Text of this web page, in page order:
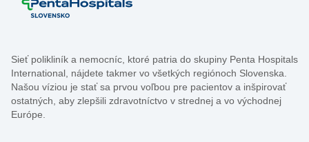
Sieť polikliník a nemocníc, ktoré patria do skupiny Penta Hospitals
International, nájdete takmer vo všetkých regiónoch Slovenska.
Našou víziou je stať sa prvou voľbou pre pacientov a inšpirovať
ostatných, aby zlepšili zdravotníctvo v strednej a vo východnej
Európe.